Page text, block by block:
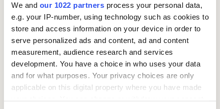
We and our 1022 partners process your personal data,
e.g. your IP-number, using technology such as cookies to
store and access information on your device in order to
serve personalized ads and content, ad and content
measurement, audience research and services
development. You have a choice in who uses your data
and for what purposes. Your privacy choices are only
applicable on this digital property where you have made
your choices. You can change or withdraw your consent
самые низкие проценты.
Воспользуйтесь ни к чему не обязывающей и
бесплатной консультацией и узнайте, как мы
можем помочь Вам с рефинансированием без
залога.